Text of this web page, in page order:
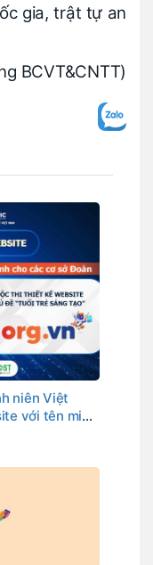
gia, trật tự an
BCVT&CNTT)
niên Việt
với tên miền